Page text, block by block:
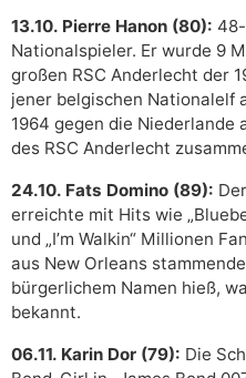
13.10. Pierre Hanon (80):
Nationalspieler. Er wurde 9
großen RSC Anderlecht der
jener belgischen Nationalelf
1964 gegen die Niederlande
des RSC Anderlecht
24.10. Fats Domino (89):
erreichte mit Hits wie
und „I’m Walkin“ Millionen
aus New Orleans
bürgerlichem Namen hieß,
bekannt.
06.11. Karin Dor (79): Die